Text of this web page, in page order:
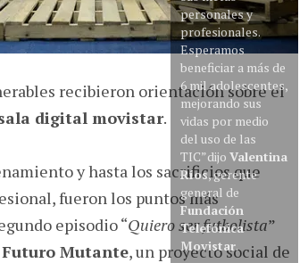
personales y
profesionales.
Esperamos
beneficiar a más de
6 mil adolescentes,
mejorando sus
vidas por medio
del uso de las
TIC”dijo Valentina
Ríos, gerente
general de
Fundación
Telefónica
Movistar.
recibieron orientación sobre el
digital movistar.
y hasta los sacrificios que
fueron los puntos más
episodio “Quiero ser futbolista”
Futuro Mutante, un proyecto social de